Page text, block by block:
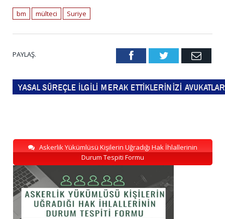
bm mülteci Suriye
PAYLAŞ. FacebookTwitter Email
Askerlik Yükümlüsü Kişilerin Uğradığı Hak İhlallerinin
Durum Tespiti Formu